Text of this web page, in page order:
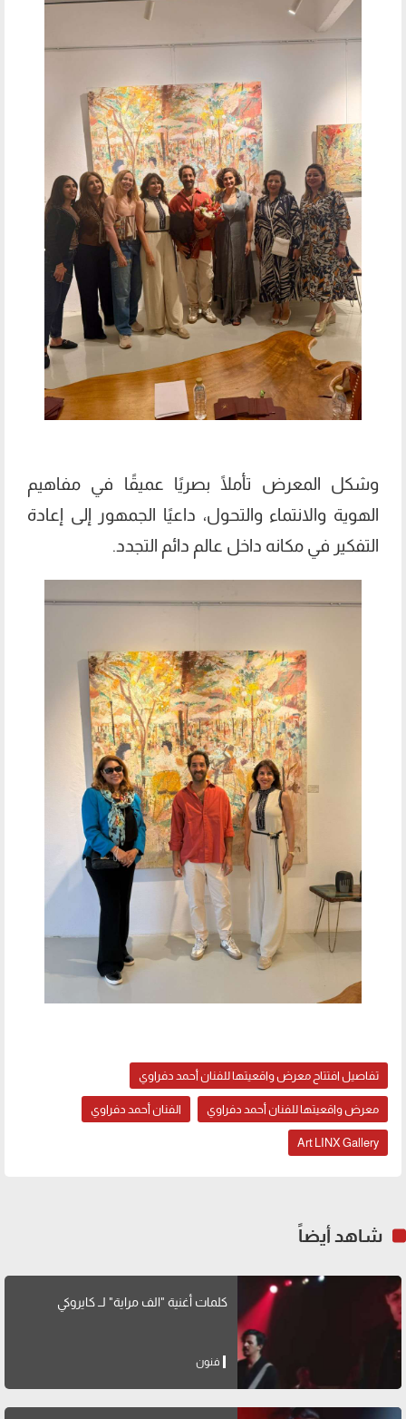
وشكل المعرض تأملًا بصريًا عميقًا في مفاهيم
الهوية والانتماء والتحول، داعيًا الجمهور إلى إعادة
التفكير في مكانه داخل عالم دائم التجدد.
تفاصيل افتتاح معرض واقعيتها للفنان أحمد دفراوي
معرض واقعيتها للفنان أحمد دفراوي الفنان أحمد دفراوي
Art LINX Gallery
شاهد أيضاً
كلمات أغنية "الف مراية" لــ كايروكي
فنون